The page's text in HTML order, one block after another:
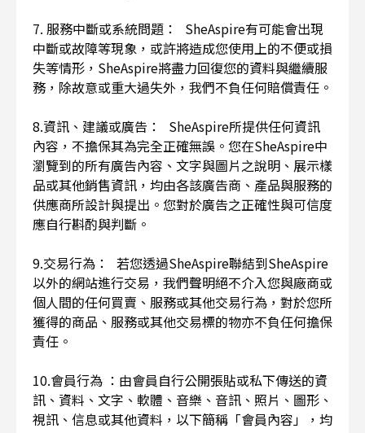
7. 服務中斷或系統問題： SheAspire有可能會出現
中斷或故障等現象，或許將造成您使用上的不便或損
失等情形，SheAspire將盡力回復您的資料與繼續服
務，除故意或重大過失外，我們不負任何賠償責任。
8.資訊、建議或廣告： SheAspire所提供任何資訊
內容，不擔保其為完全正確無誤。您在SheAspire中
瀏覽到的所有廣告內容、文字與圖片之說明、展示樣
品或其他銷售資訊，均由各該廣告商、產品與服務的
供應商所設計與提出。您對於廣告之正確性與可信度
應自行斟酌與判斷。
9.交易行為： 若您透過SheAspire聯結到SheAspire
以外的網站進行交易，我們聲明絕不介入您與廠商或
個人間的任何買賣、服務或其他交易行為，對於您所
獲得的商品、服務或其他交易標的物亦不負任何擔保
責任。
10.會員行為 ：由會員自行公開張貼或私下傳送的資
訊、資料、文字、軟體、音樂、音訊、照片、圖形、
視訊、信息或其他資料，以下簡稱「會員內容」，均